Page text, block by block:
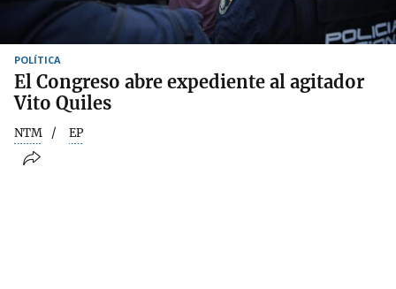
POLÍTICA
El Congreso abre expediente al agitador
Vito Quiles
NTM EP